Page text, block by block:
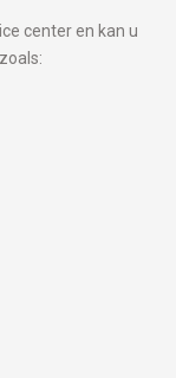
center en kan u